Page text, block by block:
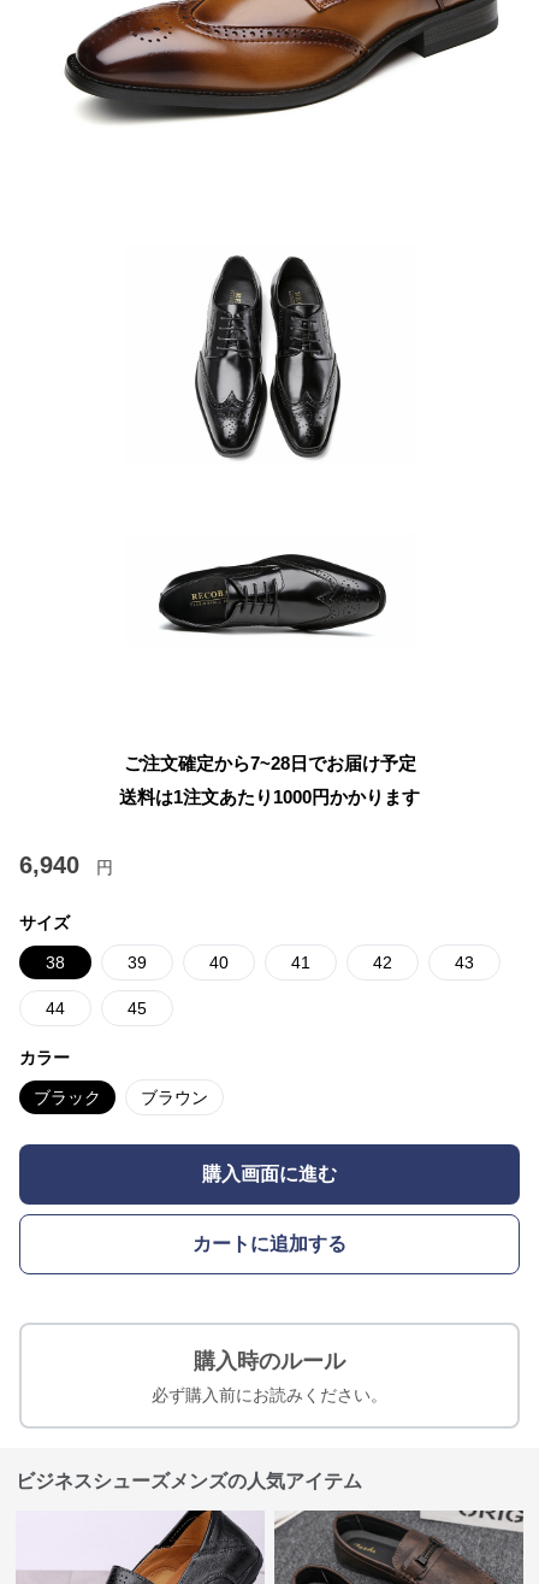
ご注文確定から7~28日でお届け予定
送料は1注文あたり 1000円かかります
6,940 円
サイズ
38 39 40 41 42 43
44 45
カラー
ブラック ブラウン
購入画面に進む
カートに追加する
購入時のルール
必ず購入前にお読みください。
ビジネスシューズメンズの人気アイテム